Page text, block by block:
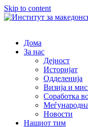
Skip to content
Дома
За нас
Дејност
Историјат
Одделенија
Визија и
Соработка
Новости
Нашиот тим